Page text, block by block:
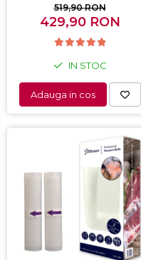
Preparare ceai si cafea
Aparate de spumat lapte
Preparare desert
accesori inghetata
Masini de facut paine
Storcatoare
Tigai
519,90 RON
429,90 RON
IN STOC
Adauga in cos